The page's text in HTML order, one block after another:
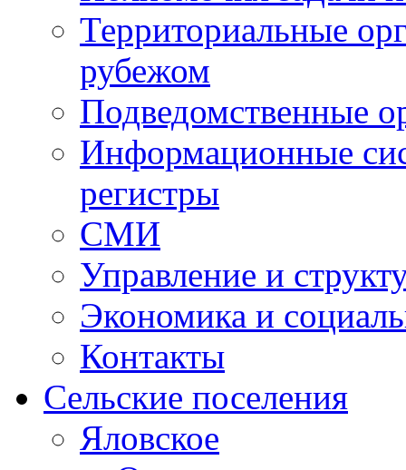
Территориальные
рубежом
Подведомственные
Информационные
регистры
СМИ
Управление и
Экономика и
Контакты
Сельские поселения
Яловское